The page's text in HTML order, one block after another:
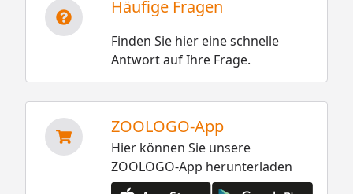
Häufige Fragen
Finden Sie hier eine schnelle
Antwort auf Ihre Frage.
ZOOLOGO-App
Hier können Sie unsere
ZOOLOGO-App herunterladen